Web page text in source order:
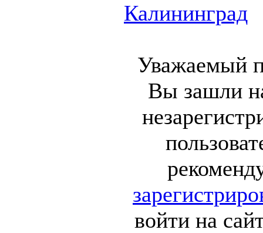
Калининград
Уважаемый
Вы зашли
войти на